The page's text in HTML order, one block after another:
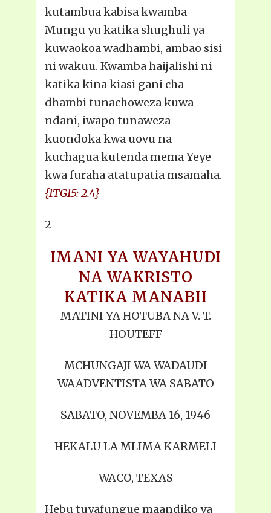
kutambua kabisa kwamba
Mungu yu katika shughuli ya
kuwaokoa wadhambi, ambao sisi
ni wakuu. Kwamba haijalishi ni
katika kina kiasi gani cha
dhambi tunachoweza kuwa
ndani, iwapo tunaweza
kuondoka kwa uovu na
kuchagua kutenda mema Yeye
kwa furaha atatupatia msamaha.
{1TG15: 2.4}
2
IMANI YA WAYAHUDI
NA WAKRISTO
KATIKA MANABII
MATINI YA HOTUBA NA V. T.
HOUTEFF
MCHUNGAJI WA WADAUDI
WAADVENTISTA WA SABATO
SABATO, NOVEMBA 16, 1946
HEKALU LA MLIMA KARMELI
WACO, TEXAS
Hebu tuyafungue maandiko ya